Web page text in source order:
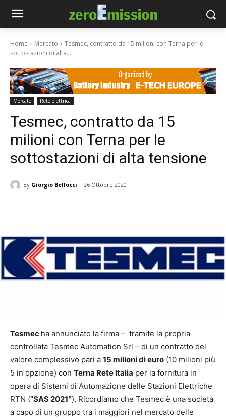
Home Mercato
Tesmec, contratto da 15 milioni con Terna per le
sottostazioni di alta...
Mercato Rete elettrica
Tesmec, contratto da 15
milioni con Terna per le
sottostazioni di alta tensione
By Giorgio Bellocci 26 Ottobre 2020
Tesmec ha annunciato la firma – tramite la propria
controllata Tesmec Automation Srl – di un contratto del
valore complessivo pari a 15 milioni di euro (10 milioni più
5 in opzione) con Terna Rete Italia per la fornitura in
opera di Sistemi di Automazione delle Stazioni Elettriche
RTN (”SAS 2021″). Ricordiamo che Tesmec è una società
a capo di un gruppo tra i maggiori nel mercato delle